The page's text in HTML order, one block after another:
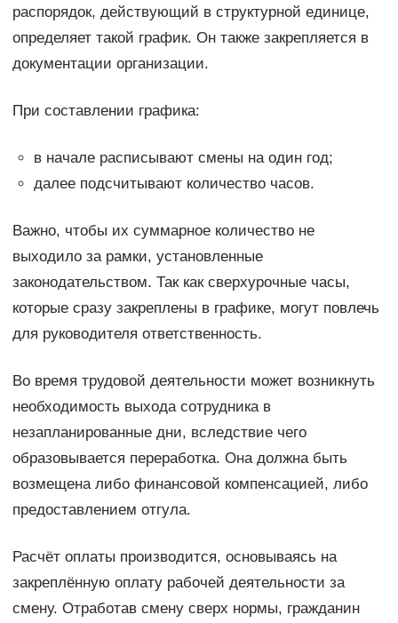
распорядок, действующий в структурной единице,
определяет такой график. Он также закрепляется в
документации организации.
При составлении графика:
в начале расписывают смены на один год;
далее подсчитывают количество часов.
Важно, чтобы их суммарное количество не
выходило за рамки, установленные
законодательством. Так как сверхурочные часы,
которые сразу закреплены в графике, могут повлечь
для руководителя ответственность.
Во время трудовой деятельности может возникнуть
необходимость выхода сотрудника в
незапланированные дни, вследствие чего
образовывается переработка. Она должна быть
возмещена либо финансовой компенсацией, либо
предоставлением отгула.
Расчёт оплаты производится, основываясь на
закреплённую оплату рабочей деятельности за
смену. Отработав смену сверх нормы, гражданин